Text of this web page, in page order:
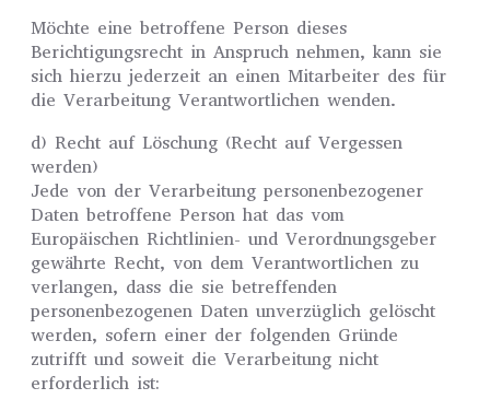
Möchte eine betroffene Person dieses
Berichtigungsrecht in Anspruch nehmen, kann sie
sich hierzu jederzeit an einen Mitarbeiter des für
die Verarbeitung Verantwortlichen wenden.
d) Recht auf Löschung (Recht auf Vergessen
werden)
Jede von der Verarbeitung personenbezogener
Daten betroffene Person hat das vom
Europäischen Richtlinien- und Verordnungsgeber
gewährte Recht, von dem Verantwortlichen zu
verlangen, dass die sie betreffenden
personenbezogenen Daten unverzüglich gelöscht
werden, sofern einer der folgenden Gründe
zutrifft und soweit die Verarbeitung nicht
erforderlich ist: